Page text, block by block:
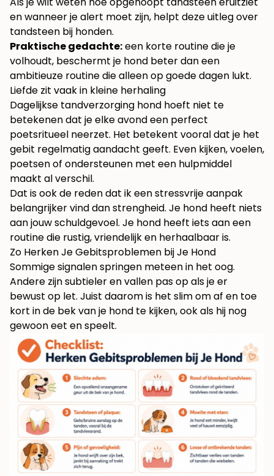
en wanneer je alert moet zijn, helpt deze uitleg over
tandsteen bij honden.
Praktische gedachte:een korte routine die je
volhoudt, beschermt je hond beter dan een
ambitieuze routine die alleen op goede dagen lukt.
Liefde zit vaak in kleine herhaling
Dagelijkse tandverzorging hond hoeft niet te
betekenen dat je elke avond een perfect
poetsritueel neerzet. Het betekent vooral dat je het
gebit regelmatig aandacht geeft. Even kijken, voelen,
poetsen of ondersteunen met een hulpmiddel
maakt al verschil.
Dat is ook de reden dat ik een stressvrije aanpak
belangrijker vind dan strengheid. Je hond heeft niets
aan jouw schuldgevoel. Je hond heeft iets aan een
routine die rustig, vriendelijk en herhaalbaar is.
Zo Herken Je Gebitsproblemen bij Je Hond
Sommige signalen springen meteen in het oog.
Andere zijn subtieler en vallen pas op als je er
bewust op let. Juist daarom is het slim om af en toe
kort in de bek van je hond te kijken, ook als hij nog
gewoon eet en speelt.